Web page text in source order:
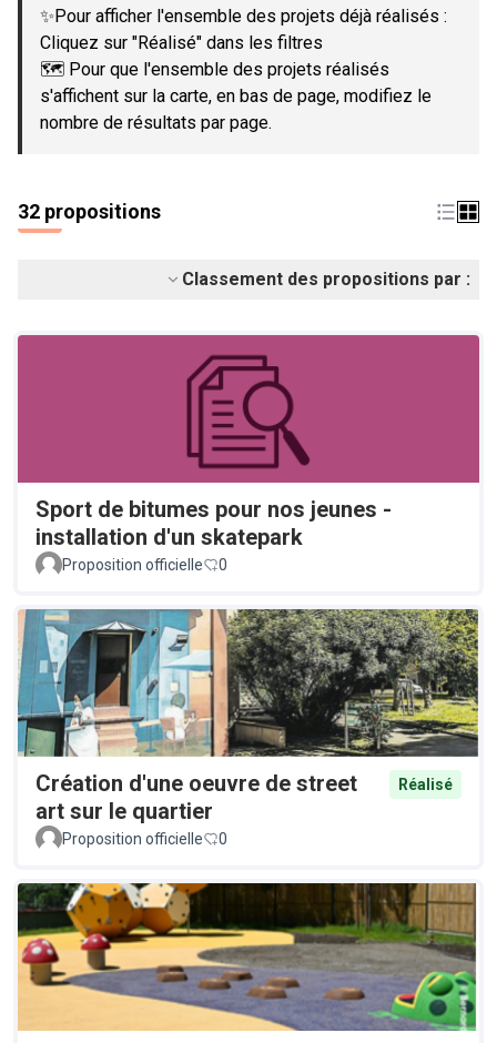
✨Pour afficher l'ensemble des projets déjà réalisés :
Cliquez sur "Réalisé" dans les filtres
🗺️ Pour que l'ensemble des projets réalisés
s'affichent sur la carte, en bas de page, modifiez le
nombre de résultats par page.
32 propositions
Classement des propositions par :
Sport de bitumes pour nos jeunes -
installation d'un skatepark
Proposition officielle 0
Création d'une oeuvre de street
art sur le quartier
Réalisé
Proposition officielle 0